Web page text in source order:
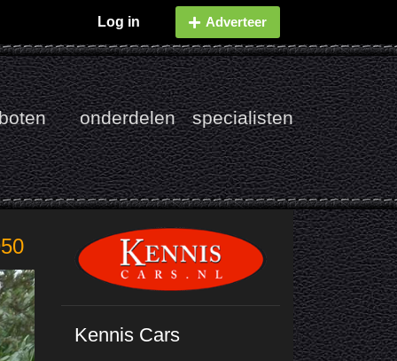
Log in Adverteer
onderdelen specialisten
Kennis Cars